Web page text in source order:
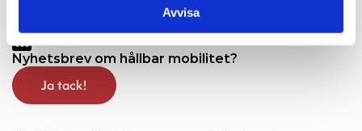
Avvisa
arbetsgivare och fastighetsägare att
Nyhetsbrev om hållbar mobilitet?
Ja tack!